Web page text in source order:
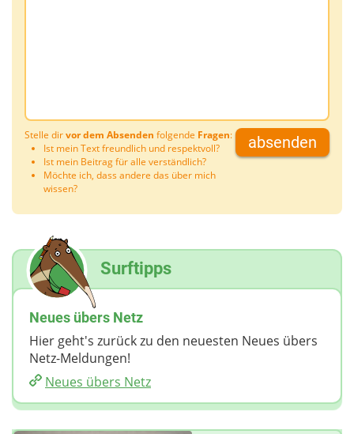
Stelle dirvor dem Absenden folgende Fragen:
Ist mein Text freundlich und respektvoll?
Ist mein Beitrag für alle verständlich?
Möchte ich, dass andere das über mich
wissen?
absenden
Surftipps
Neues übers Netz
Hier geht's zurück zu den neuesten Neues übers
Netz-Meldungen!
Neues übers Netz